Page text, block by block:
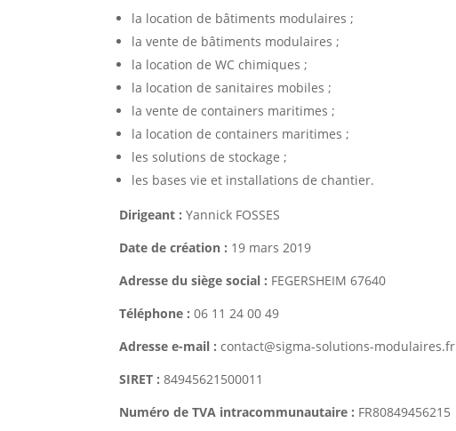
la location de bâtiments modulaires ;
la vente de bâtiments modulaires ;
la location de WC chimiques ;
la location de sanitaires mobiles ;
la vente de containers maritimes ;
la location de containers maritimes ;
les solutions de stockage ;
les bases vie et installations de chantier.
Dirigeant : Yannick FOSSES
Date de création : 19 mars 2019
Adresse du siège social : FEGERSHEIM 67640
Téléphone : 06 11 24 00 49
Adresse e-mail : contact@sigma-solutions-modulaires.fr
SIRET : 84945621500011
Numéro de TVA intracommunautaire : FR80849456215